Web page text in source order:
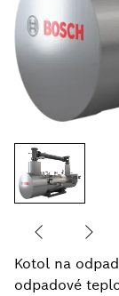
Kotol na
odpadové